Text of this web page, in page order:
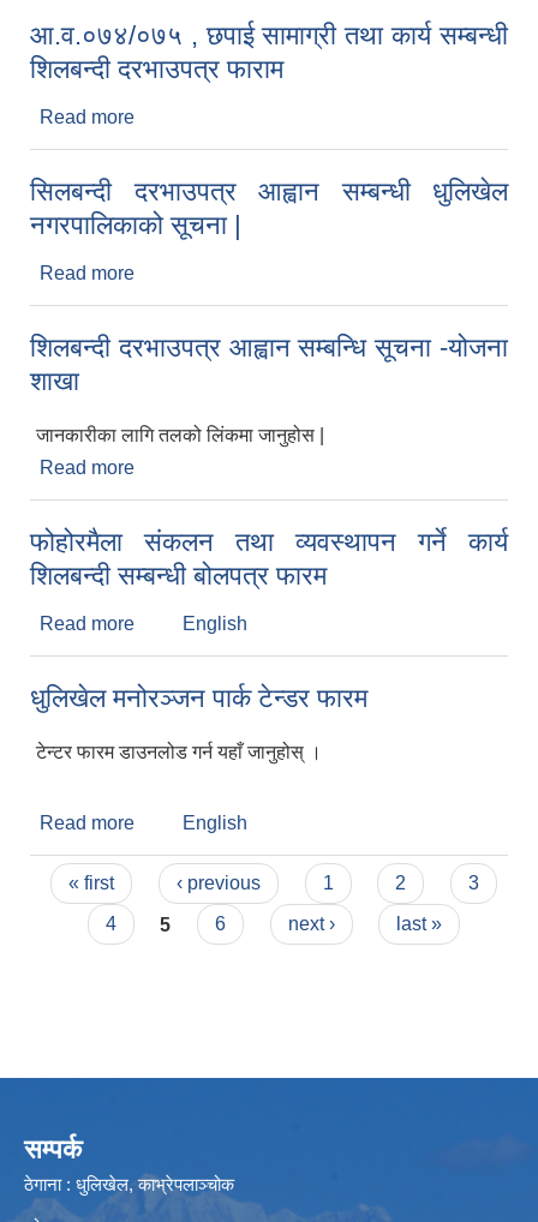
आ.व.०७४/०७५ , छपाई सामाग्री तथा कार्य सम्बन्धी
शिलबन्दी दरभाउपत्र फाराम
Read more
सिलबन्दी दरभाउपत्र आह्वान सम्बन्धी धुलिखेल
नगरपालिकाको सूचना |
Read more
शिलबन्दी दरभाउपत्र आह्वान सम्बन्धि सूचना -योजना
शाखा
जानकारीका लागि तलको लिंकमा जानुहोस |
Read more
फोहोरमैला संकलन तथा व्यवस्थापन गर्ने कार्य
शिलबन्दी सम्बन्धी बोलपत्र फारम
Read more about फोहोरमैला संकलन तथा व्यवस्थापन गर्ने कार्य
English
धुलिखेल मनोरञ्जन पार्क टेन्डर फारम
टेन्टर फारम डाउनलोड गर्न यहाँ जानुहोस् ।
Read more about धुलिखेल मनोरञ्जन पार्क टेन्डर फारम
English
Pages
« first ‹ previous 1 2
3
4
5 6 next › last »
सम्पर्क
ठेगाना : धुलिखेल, काभ्रेपलाञ्चोक